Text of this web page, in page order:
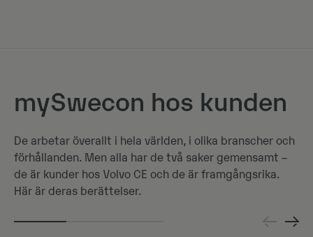
mySwecon hos kunden
De arbetar överallt i hela världen, i olika branscher och
förhållanden. Men alla har de två saker gemensamt –
de är kunder hos Volvo CE och de är framgångsrika.
Här är deras berättelser.